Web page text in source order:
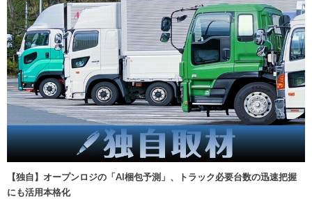
【独自】オープンロジの「AI梱包予測」、トラック必要台数の迅速把握
にも活用本格化